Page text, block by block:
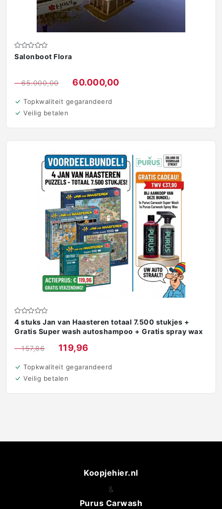
Salonboot Flora
€65.000,00 60.000,00
Topkwaliteit gegarandeerd
Veilig betalen
4 stuks Jan van Haasteren totaal 7.500 stukjes +
Gratis Super wash autoshampoo + Gratis spray wax
€157,86 119,96
Topkwaliteit gegarandeerd
Veilig betalen
Koopjehier.nl
&
Purus Carwash